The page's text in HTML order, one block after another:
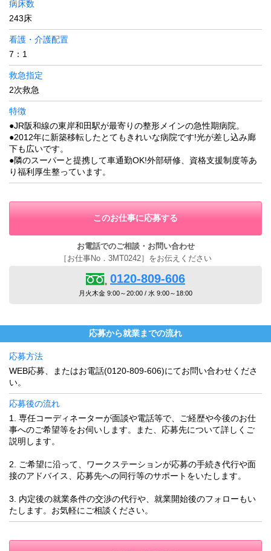
病床数
243床
看護・介護配置
7：1
救急指定
2次救急
特徴
●JR阪和線の東岸和田駅が最寄りの整形メインの急性期病院。
●2012年に新築移転したとてもきれいな病院です!光が差し込み廊
下も広いです。
●隣のスーパーと提携して車通勤OK!外部研修、資格支援制度等あ
り福利厚生整っています。
このお仕事に応募する
お電話でのご相談・お問い合わせ
［お仕事No．3MT0242］をお伝えください
0120-809-606
月火木金 9:00～20:00 / 水 9:00～18:00
応募から就業までの流れ
応募方法
WEB応募、またはお電話(0120-809-606)にてお問い合わせくださ
い。
応募後の流れ
1. 専任コーディネーターが面談や電話等で、ご経歴や今後のお仕
事へのご希望等をお伺いします。また、応募先について詳しくご
説明します。
2. ご希望に沿って、ワークステーションが応募の手続き代行や面
接のアドバイス、応募先への同行等のサポートをいたします。
3. 内定後の就業条件の交渉の代行や、就業開始後のフォローもい
たします。お気軽にご相談ください。